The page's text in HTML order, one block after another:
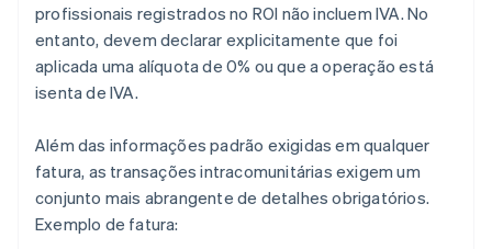
profissionais registrados no ROI não incluem IVA. No
entanto, devem declarar explicitamente que foi
aplicada uma alíquota de 0% ou que a operação está
isenta de IVA.
Além das informações padrão exigidas em qualquer
fatura, as transações intracomunitárias exigem um
conjunto mais abrangente de detalhes obrigatórios.
Exemplo de fatura: